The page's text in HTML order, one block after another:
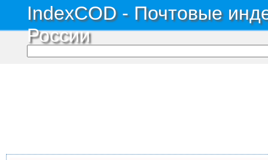
IndexCOD - Почтовые
России